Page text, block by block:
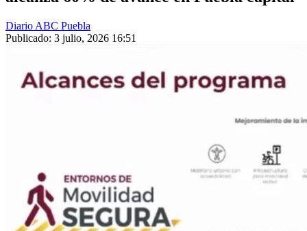
Diario ABC Puebla
Publicado: 3 julio, 2026 16:51